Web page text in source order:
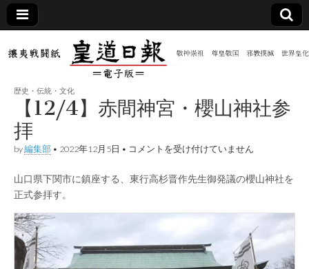
皇道
日報
（防
共新
聞）
電子
敬神
尊皇
｜昭
和八
年創
刊
皇道
実
攘夷
戦闘
紙
歴史・伝統・文化
【12/4】赤間神宮・櫻山神社参
拝
by編集部 • 2022年12月5日 • 【12/4】
神
山
参
拝
コメントを受け付けていません
山口県下関市に鎮座する、東行高杉晋作先生御発議の櫻山神社を
正式参拝す。